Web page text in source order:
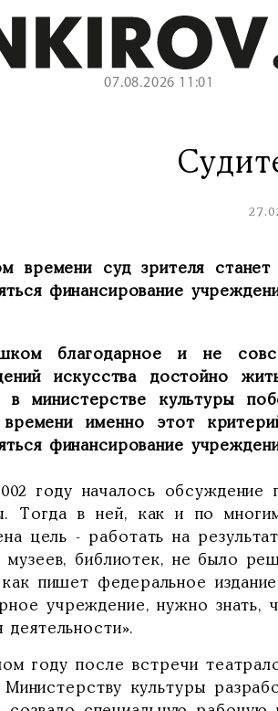
07.08.2026 11:01
времени суд зрителя
финансирование
благодарное и не
искусства достойно
в министерстве культуры
именно этот
финансирование
году началось обсуждение
Тогда в ней, как и по
цель - работать на
музеев, библиотек, не было
пишет федеральное
учреждение, нужно знать,
деятельности».
году после встречи
Министерству культуры